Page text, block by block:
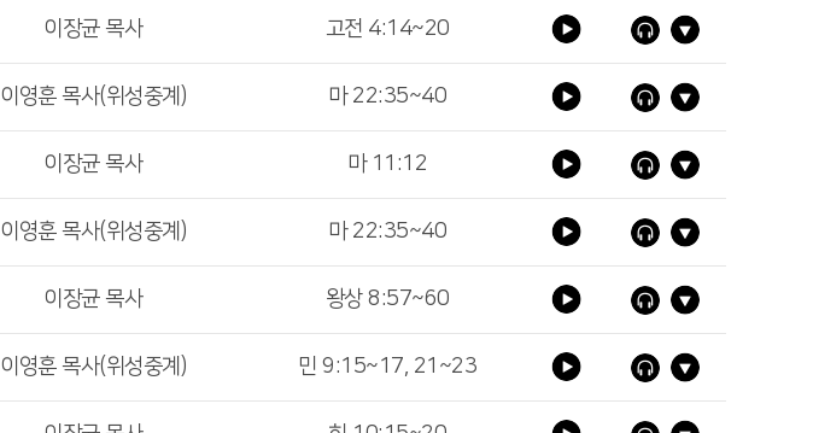
이장균 목사 고전 4:14~20
이영훈 목사(위성중계) 마 22:35~40
이장균 목사 마 11:12
이영훈 목사(위성중계) 마 22:35~40
이장균 목사 왕상 8:57~60
이영훈 목사(위성중계) 민 9:15~17, 21~23